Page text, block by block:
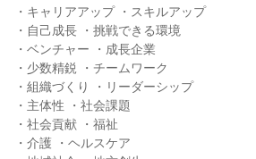
・キャリアアップ ・スキルアップ
・自己成長 ・挑戦できる環境
・ベンチャー ・成長企業
・少数精鋭 ・チームワーク
・組織づくり ・リーダーシップ
・主体性 ・社会課題
・社会貢献 ・福祉
・介護 ・ヘルスケア